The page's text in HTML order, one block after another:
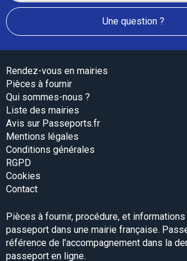
Une question ?
Rendez-vous en mairies
Pièces à fournir
Qui sommes-nous ?
Liste des mairies
Avis sur Passeports.fr
Mentions légales
Conditions générales
RGPD
Cookies
Contact
Pièces à fournir, procédure, et
passeport dans une mairie française.
référence de l'accompagnement dans la
passeport en ligne.